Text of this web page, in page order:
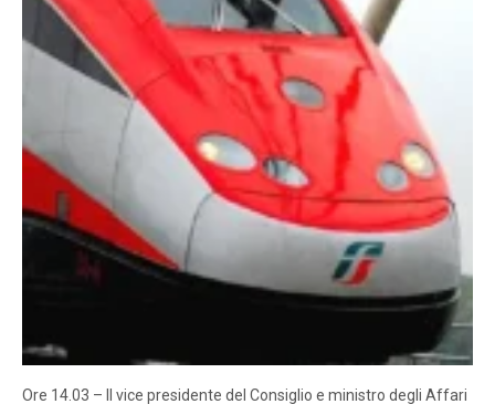
Ore 14.03 – Il vice presidente del Consiglio e ministro degli Affari